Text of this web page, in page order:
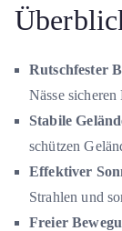
Rutschfester
Nässe
Stabile
schützen
Effektiver
Strahlen und
Freier